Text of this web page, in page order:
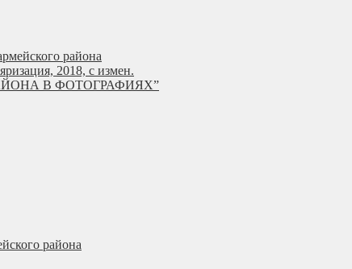
района
2018, с измен.
В ФОТОГРАФИЯХ”
района